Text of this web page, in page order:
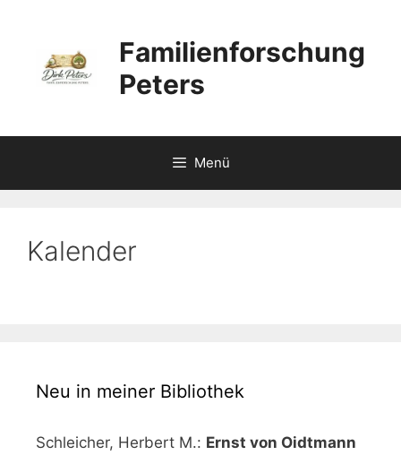
springen
Familienforschung
Peters
Menü
Kalender
Neu in meiner Bibliothek
Schleicher, Herbert M.: Ernst von Oidtmann